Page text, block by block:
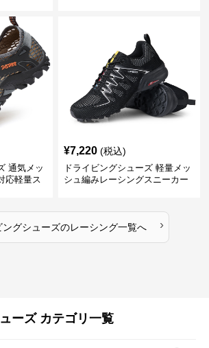
通気メッ
応軽量ス
¥7,220 (税込)
ドライビングシューズ 軽量メッ
シュ編みレーシングスニーカー
ングシューズのレーシング一覧へ ›
ーズ カテゴリ一覧